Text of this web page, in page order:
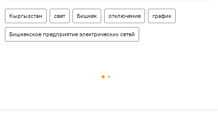
Кыргызстан свет Бишкек отключение график
Бишкекское предприятие электрических сетей